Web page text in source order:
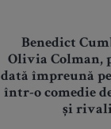
Benedict
Olivia Colman,
dată împreună
într-o comedie
și